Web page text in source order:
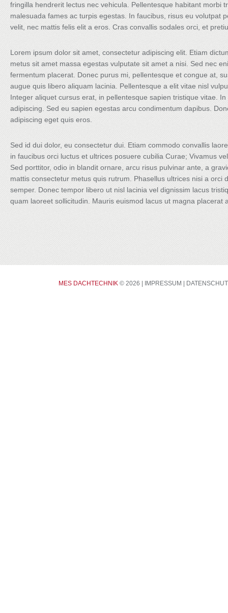
fringilla hendrerit lectus nec vehicula. Pellentesque habitant morbi
malesuada fames ac turpis egestas. In faucibus, risus eu volutpat
velit, nec mattis felis elit a eros. Cras convallis sodales orci, et
Lorem ipsum dolor sit amet, consectetur adipiscing elit. Etiam
metus sit amet massa egestas vulputate sit amet a nisi. Sed nec
fermentum placerat. Donec purus mi, pellentesque et congue at,
augue quis libero aliquam lacinia. Pellentesque a elit vitae nisl
Integer aliquet cursus erat, in pellentesque sapien tristique vitae.
adipiscing. Sed eu sapien egestas arcu condimentum dapibus.
adipiscing eget quis eros.
Sed id dui dolor, eu consectetur dui. Etiam commodo convallis
in faucibus orci luctus et ultrices posuere cubilia Curae; Vivamus
Sed porttitor, odio in blandit ornare, arcu risus pulvinar ante, a
mattis consectetur metus quis rutrum. Phasellus ultrices nisi a orci
semper. Donec tempor libero ut nisl lacinia vel dignissim lacus
quam laoreet sollicitudin. Mauris euismod lacus ut magna placerat
CONTACTS
MES DACHTECHNIK © 2026 | IMPRESSUM